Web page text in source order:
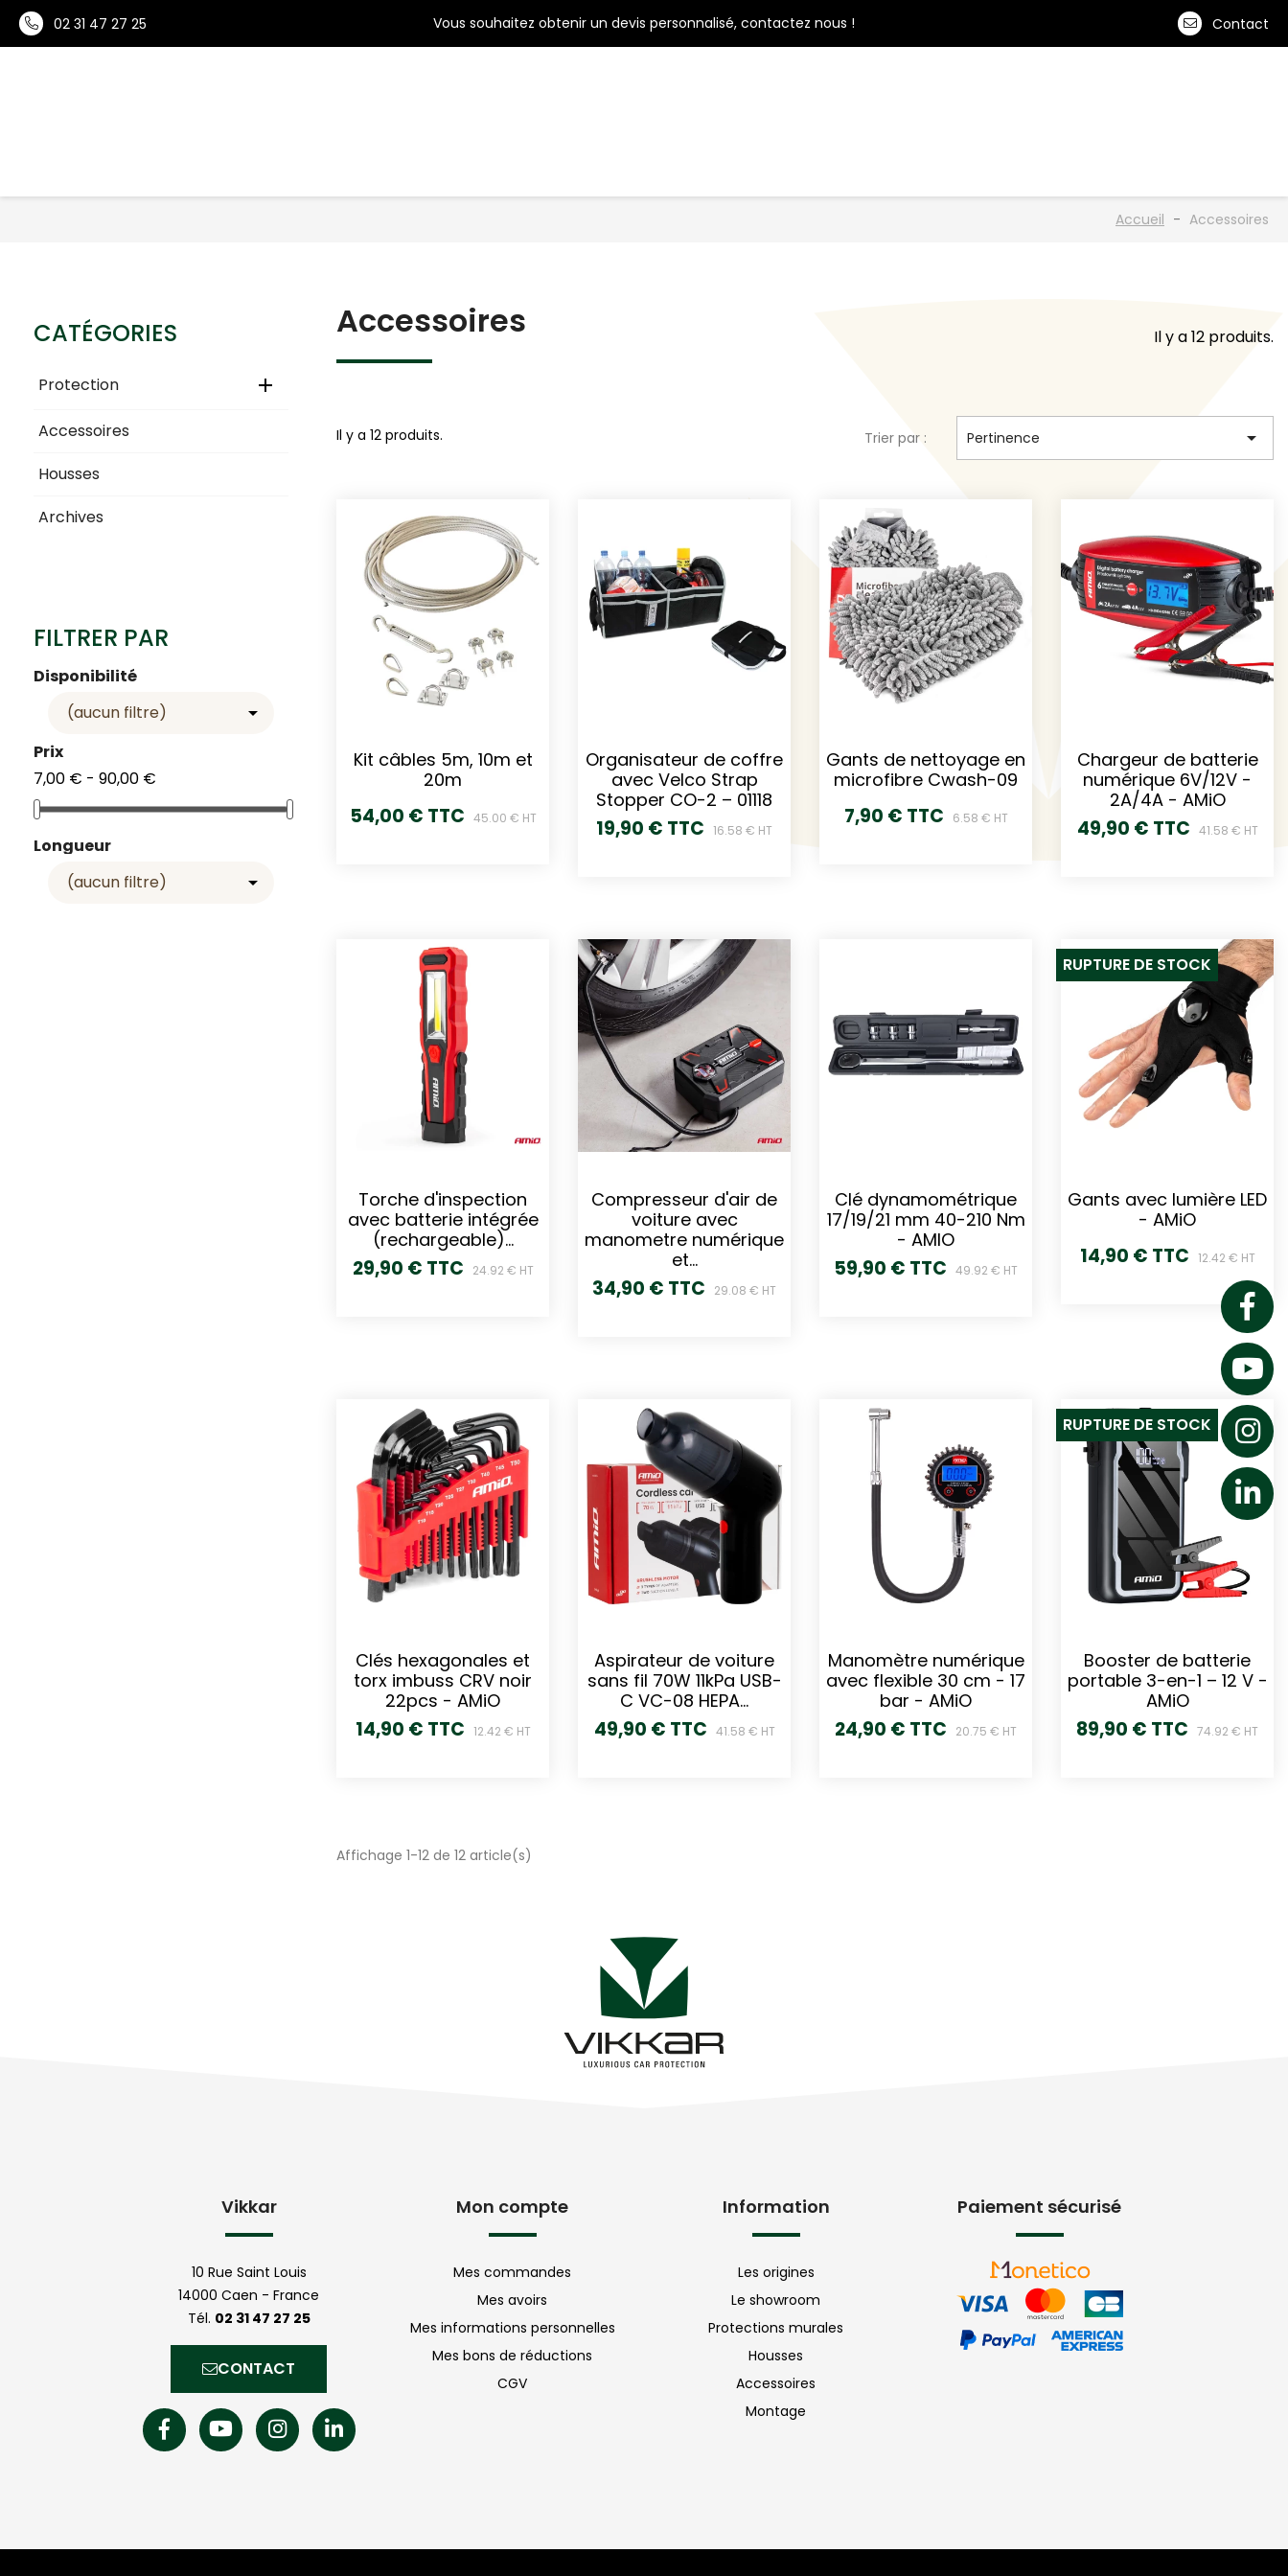
02 31 47 27 25 Ouverture de notre showroom ! Contact
Accueil Accessoires
CATÉGORIES
Protection 
Accessoires
Housses
Archives
FILTRER PAR
Disponibilité
(aucun filtre)

Prix
7,00 € - 90,00 €
Longueur
(aucun filtre)

Accessoires Il y a 12 produits.
Il y a 12 produits. Trier par : Pertinence 
Kit câbles 5m, 10m et
20m
54,00 € TTC 45.00 € HT
Organisateur de coffre
avec Velco Strap
Stopper CO-2 – 01118
19,90 € TTC 16.58 € HT
Gants de nettoyage en
microfibre Cwash-09
7,90 € TTC 6.58 € HT
Chargeur de batterie
numérique 6V/12V -
2A/4A - AMiO
49,90 € TTC 41.58 € HT
Torche d'inspection
avec batterie intégrée
(rechargeable)...
29,90 € TTC 24.92 € HT
Compresseur d'air de
voiture avec
manometre numérique
et...
34,90 € TTC 29.08 € HT
Clé dynamométrique
17/19/21 mm 40-210 Nm
- AMIO
59,90 € TTC 49.92 € HT
Gants avec lumière LED
- AMiO
14,90 € TTC 12.42 € HT
RUPTURE DE STOCK
Clés hexagonales et
torx imbuss CRV noir
22pcs - AMiO
14,90 € TTC 12.42 € HT
Aspirateur de voiture
sans fil 70W 11kPa USB-
C VC-08 HEPA...
49,90 € TTC 41.58 € HT
Manomètre numérique
avec flexible 30 cm - 17
bar - AMiO
24,90 € TTC 20.75 € HT
Booster de batterie
portable 3-en-1 – 12 V -
AMiO
89,90 € TTC 74.92 € HT
RUPTURE DE STOCK
Affichage 1-12 de 12 article(s)
Vikkar
10 Rue Saint Louis
14000 Caen - France
Tél. 02 31 47 27 25
CONTACT
Mon compte
Mes commandes
Mes avoirs
Mes informations personnelles
Mes bons de réductions
CGV
Information
Les origines
Le showroom
Protections murales
Housses
Accessoires
Montage
Paiement sécurisé